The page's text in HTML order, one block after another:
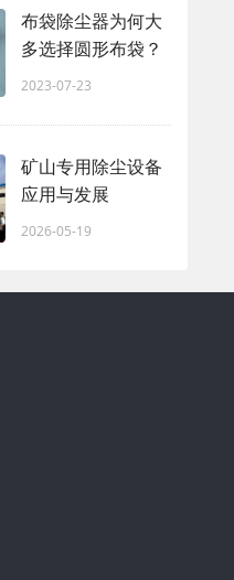
布袋除尘器为何大
多选择圆形布袋？
2023-07-23
矿山专用除尘设备
应用与发展
2026-05-19